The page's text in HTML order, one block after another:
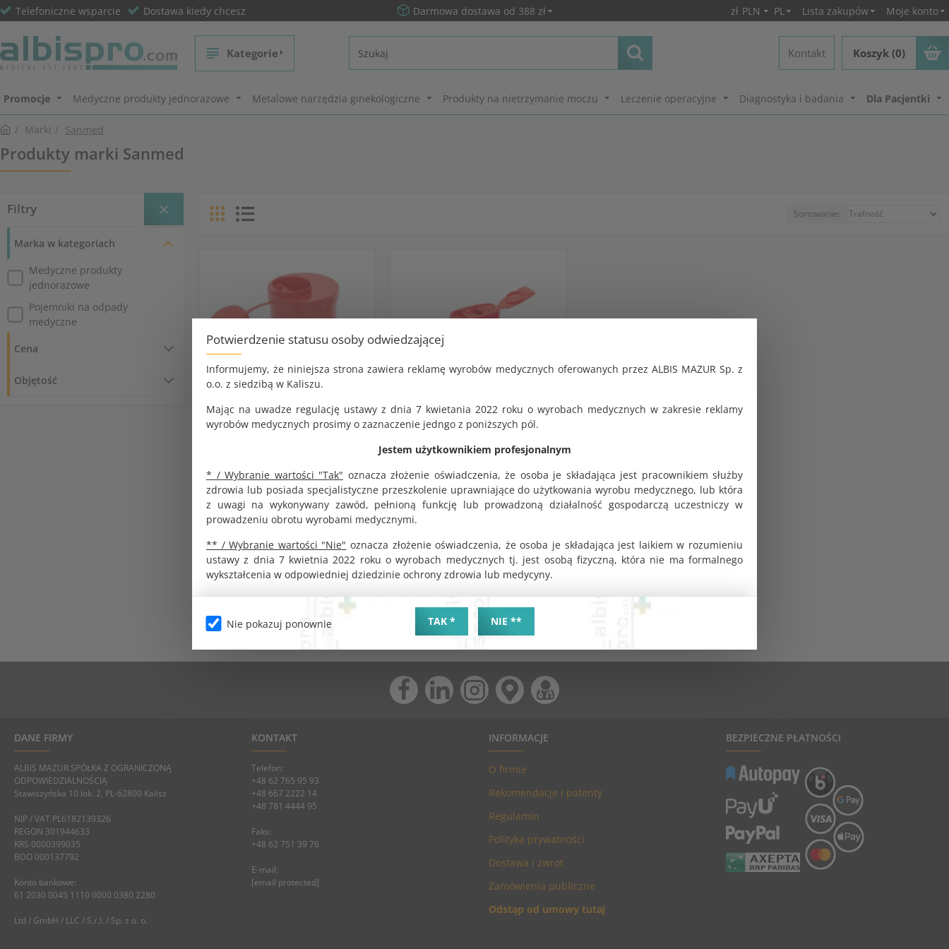
Potwierdzenie statusu osoby odwiedzającej
Informujemy, że niniejsza strona zawiera reklamę wyrobów medycznych oferowanych przez ALBIS MAZUR Sp. z
o.o. z siedzibą w Kaliszu.
Mając na uwadze regulację ustawy z dnia 7 kwietania 2022 roku o wyrobach medycznych w zakresie reklamy
wyrobów medycznych prosimy o zaznaczenie jedngo z poniższych pól.
Jestem użytkownikiem profesjonalnym
* / Wybranie wartości "Tak" oznacza złożenie oświadczenia, że osoba je składająca jest pracownikiem służby
zdrowia lub posiada specjalistyczne przeszkolenie uprawniające do użytkowania wyrobu medycznego, lub która
z uwagi na wykonywany zawód, pełnioną funkcję lub prowadzoną działalność gospodarczą uczestniczy w
prowadzeniu obrotu wyrobami medycznymi.
** / Wybranie wartości "Nie" oznacza złożenie oświadczenia, że osoba je składająca jest laikiem w rozumieniu
ustawy z dnia 7 kwietnia 2022 roku o wyrobach medycznych tj. jest osobą fizyczną, która nie ma formalnego
wykształcenia w odpowiedniej dziedzinie ochrony zdrowia lub medycyny.
TAK * NIE **
Nie pokazuj ponownie
Telefoniczne wsparcie Dostawa kiedy chcesz Darmowa dostawa od 388 zł zł PLN PL Lista zakupów Moje konto
Kategorie Kontakt Koszyk (0)
Promocje Medyczne produkty jednorazowe Metalowe narzędzia ginekologiczne Produkty na nietrzymanie moczu Leczenie operacyjne Diagnostyka i badania Dla Pacjentki
Marki Sanmed
Produkty marki Sanmed
Filtry
Cena
Marka w kategoriach
Medyczne produkty
jednorazowe
Pojemniki na odpady
medyczne
Objętość
Sortowanie:
medyczne wysokie wiadro 2L
KOD PRODUKTU:
G0128
5.90 zł
NETTO
4.80 zł
KOD PRODUKTU:
G1531
BRUTTO
4.31 zł
NETTO
3.50 zł
DANE FIRMY
ALBIS MAZUR SPÓŁKA Z OGRANICZONĄ
ODPOWIEDZIALNOŚCIĄ
Stawiszyńska 10 lok. 2, PL-62800 Kalisz
NIP / VAT PL6182139326
REGON 301944633
KRS 0000399035
BDO 000137792
Konto bankowe:
61 2030 0045 1110 0000 0380 2280
Ltd / GmbH / LLC / S.r.l. / Sp. z o. o.
KONTAKT
Telefon:
+48 62 765 95 93
+48 667 2222 14
+48 781 4444 95
Faks:
+48 62 751 39 76
E-mail:
[email protected]
INFORMACJE
O firmie
Rekomendacje i patenty
Regulamin
Polityka prywatności
Dostawa i zwrot
Zamówienia publiczne
Odstąp od umowy tutaj
BEZPIECZNE PŁATNOŚCI